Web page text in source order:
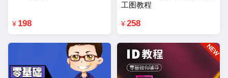
¥ 198
工图教程
¥ 258